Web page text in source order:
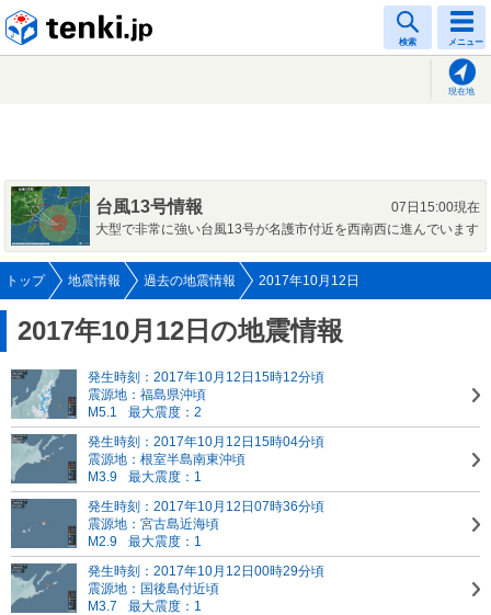
検索 メニュー
現在地
台風13号情報
07日15:00現在
大型で非常に強い台風13号が名護市付近を西南西に進んでいます
トップ 地震情報 過去の地震情報 2017年10月12日
2017年10月12日の地震情報
発生時刻：2017年10月12日15時12分頃
震源地：福島県沖頃
M5.1
最大震度：2
発生時刻：2017年10月12日15時04分頃
震源地：根室半島南東沖頃
M3.9
最大震度：1
発生時刻：2017年10月12日07時36分頃
震源地：宮古島近海頃
M2.9
最大震度：1
発生時刻：2017年10月12日00時29分頃
震源地：国後島付近頃
M3.7
最大震度：1